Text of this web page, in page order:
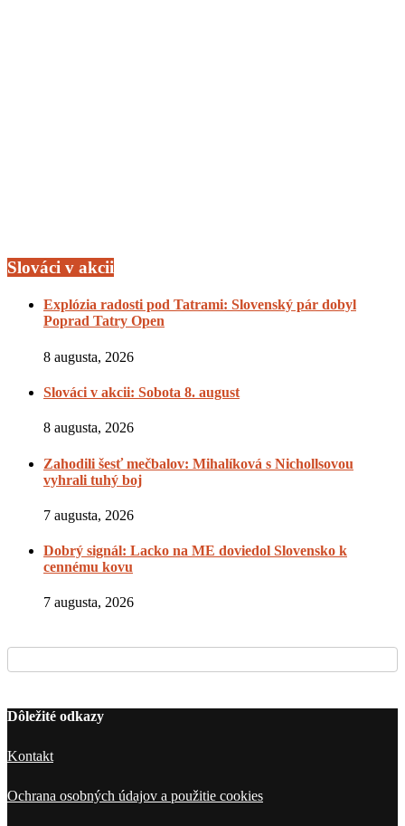
Slováci v akcii
Explózia radosti pod Tatrami: Slovenský pár dobyl
Poprad Tatry Open
8 augusta, 2026
Slováci v akcii: Sobota 8. august
8 augusta, 2026
Zahodili šesť mečbalov: Mihalíková s Nichollsovou
vyhrali tuhý boj
7 augusta, 2026
Dobrý signál: Lacko na ME doviedol Slovensko k
cennému kovu
7 augusta, 2026
Dôležité odkazy
Kontakt
Ochrana osobných údajov a použitie cookies